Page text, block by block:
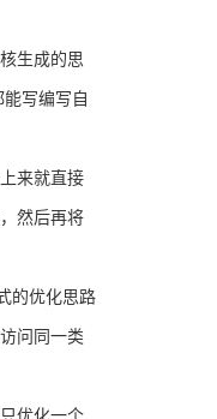
生成的思
写编写自
来就直接
然后再将
的优化思路
问同一类
优化一个